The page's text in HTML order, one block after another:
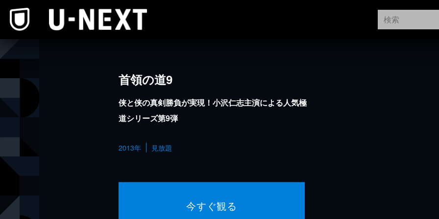
首領の道9
侠と侠の真剣勝負が実現！小沢仁志主演による人気極
道シリーズ第9弾
2013年 見放題
今すぐ観る